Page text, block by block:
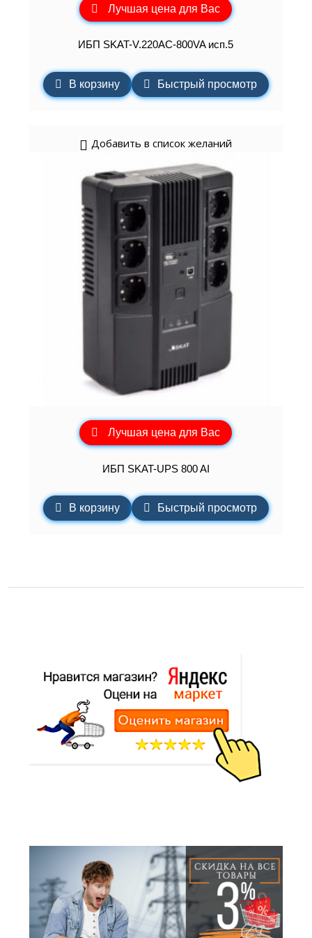
Лучшая цена для Вас
ИБП SKAT-V.220AC-800VA исп.5
В корзину Быстрый просмотр
Добавить в список желаний
Лучшая цена для Вас
ИБП SKAT-UPS 800 AI
В корзину Быстрый просмотр